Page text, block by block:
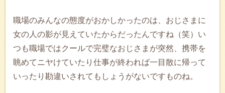
職場のみんなの態度がおかしかったのは、おじさまに
女の人の影が見えていたからだったんですね（笑）い
つも職場ではクールで完璧なおじさまが突然、携帯を
眺めてニヤけていたり仕事が終われば一目散に帰って
いったり勘違いされてもしょうがないですものね。